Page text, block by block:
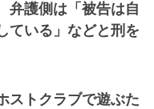
弁護側は「被告は自
ている」などと刑を
ストクラブで遊ぶた